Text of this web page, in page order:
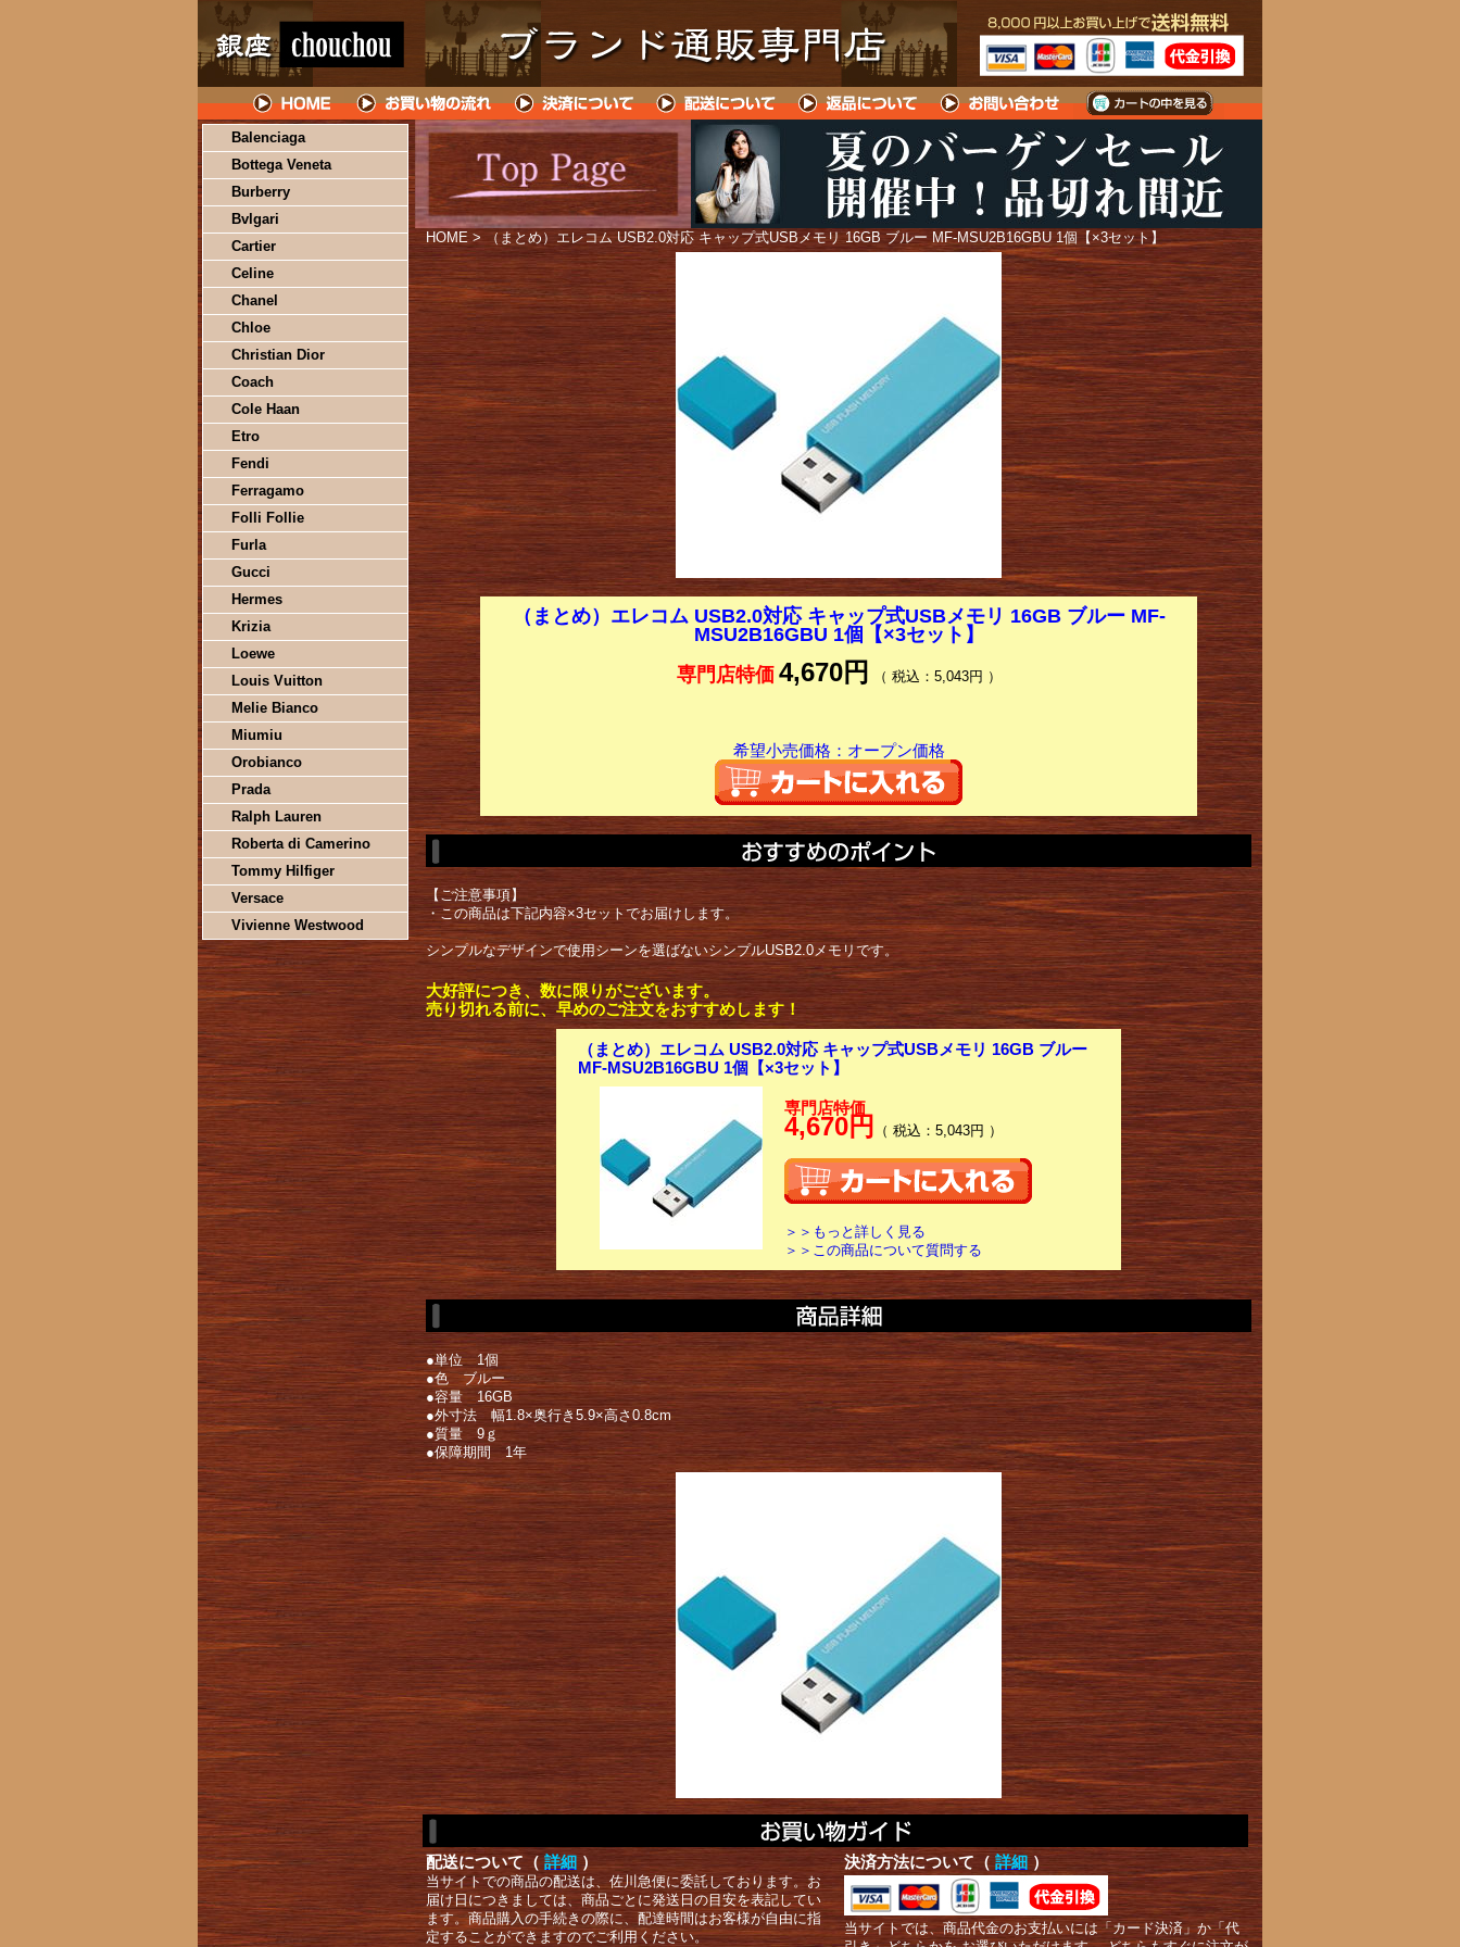
Balenciaga
Bottega Veneta
Burberry
Bvlgari
Cartier
Celine
Chanel
Chloe
Christian Dior
Coach
Cole Haan
Etro
Fendi
Ferragamo
Folli Follie
Furla
Gucci
Hermes
Krizia
Loewe
Louis Vuitton
Melie Bianco
Miumiu
Orobianco
Prada
Ralph Lauren
Roberta di Camerino
Tommy Hilfiger
Versace
Vivienne Westwood
HOME > （まとめ）エレコム USB2.0対応 キャップ式USBメモリ 16GB ブルー MF-MSU2B16GBU 1個【×3セット】
（まとめ）エレコム USB2.0対応 キャップ式USBメモリ 16GB ブルー MF-
MSU2B16GBU 1個【×3セット】
専門店特価 4,670円 （ 税込：5,043円 ）
希望小売価格：オープン価格
【ご注意事項】
・この商品は下記内容×3セットでお届けします。
シンプルなデザインで使用シーンを選ばないシンプルUSB2.0メモリです。
大好評につき、数に限りがございます。
売り切れる前に、早めのご注文をおすすめします！
（まとめ）エレコム USB2.0対応 キャップ式USBメモリ 16GB ブルー
MF-MSU2B16GBU 1個【×3セット】
専門店特価
4,670円 （ 税込：5,043円 ）
＞＞もっと詳しく見る
＞＞この商品について質問する
●単位 1個
●色 ブルー
●容量 16GB
●外寸法 幅1.8×奥行き5.9×高さ0.8cm
●質量 9ｇ
●保障期間 1年
配送について（ 詳細 ）
当サイトでの商品の配送は、佐川急便に委託しております。お
届け日につきましては、商品ごとに発送日の目安を表記してい
ます。商品購入の手続きの際に、配達時間はお客様が自由に指
定することができますのでご利用ください。
決済方法について（ 詳細 ）
当サイトでは、商品代金のお支払いには「カード決済」か「代